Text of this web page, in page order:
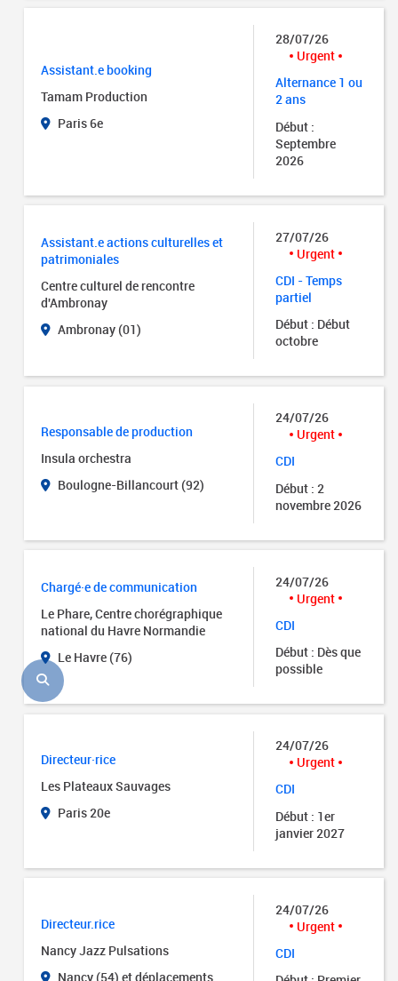
Assistant.e booking
Tamam Production
Paris 6e
28/07/26
Urgent
Alternance 1 ou
2 ans
Début :
Septembre
2026
Assistant.e actions culturelles et
patrimoniales
Centre culturel de rencontre
d'Ambronay
Ambronay (01)
27/07/26
Urgent
CDI - Temps
partiel
Début : Début
octobre
Responsable de production
Insula orchestra
Boulogne-Billancourt (92)
24/07/26
Urgent
CDI
Début : 2
novembre 2026
Chargé·e de communication
Le Phare, Centre chorégraphique
national du Havre Normandie
Le Havre (76)
24/07/26
Urgent
CDI
Début : Dès que
possible
Directeur·rice
Les Plateaux Sauvages
Paris 20e
24/07/26
Urgent
CDI
Début : 1er
janvier 2027
Directeur.rice
Nancy Jazz Pulsations
Nancy (54) et déplacements
24/07/26
Urgent
CDI